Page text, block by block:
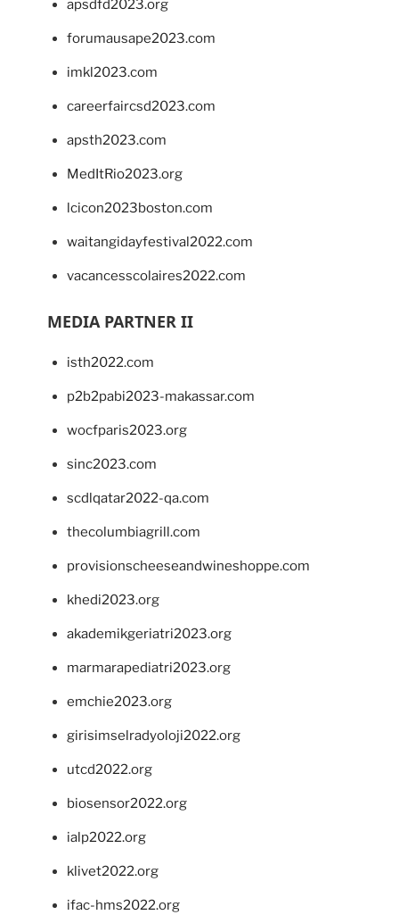
apsdfd2023.org
forumausape2023.com
imkl2023.com
careerfaircsd2023.com
apsth2023.com
MedItRio2023.org
lcicon2023boston.com
waitangidayfestival2022.com
vacancesscolaires2022.com
MEDIA PARTNER II
isth2022.com
p2b2pabi2023-makassar.com
wocfparis2023.org
sinc2023.com
scdlqatar2022-qa.com
thecolumbiagrill.com
provisionscheeseandwineshoppe.com
khedi2023.org
akademikgeriatri2023.org
marmarapediatri2023.org
emchie2023.org
girisimselradyoloji2022.org
utcd2022.org
biosensor2022.org
ialp2022.org
klivet2022.org
ifac-hms2022.org